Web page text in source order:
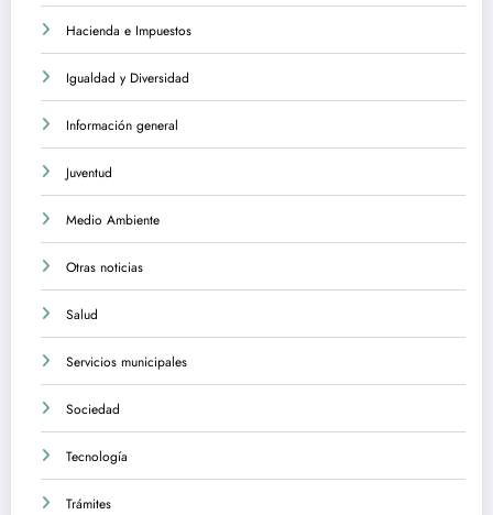
Hacienda e Impuestos
Igualdad y Diversidad
Información general
Juventud
Medio Ambiente
Otras noticias
Salud
Servicios municipales
Sociedad
Tecnología
Trámites